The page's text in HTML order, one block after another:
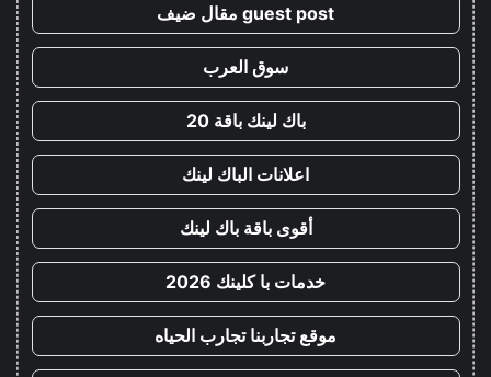
guest post مقال ضيف
سوق العرب
باك لينك باقة 20
اعلانات الباك لينك
أقوى باقة باك لينك
خدمات با كلينك 2026
موقع تجاربنا تجارب الحياه